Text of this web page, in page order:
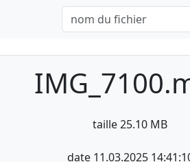
taille 25.10 MB
date 11.03.2025